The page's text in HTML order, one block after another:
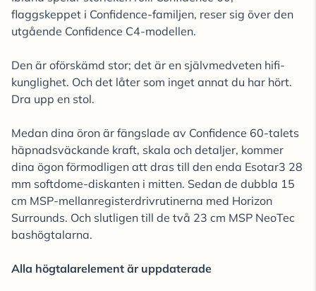
flaggskeppet i Confidence-familjen, reser sig över den
utgående Confidence C4-modellen.
Den är oförskämd stor; det är en självmedveten hifi-
kunglighet. Och det låter som inget annat du har hört.
Dra upp en stol.
Medan dina öron är fängslade av Confidence 60-talets
häpnadsväckande kraft, skala och detaljer, kommer
dina ögon förmodligen att dras till den enda Esotar3 28
mm softdome-diskanten i mitten. Sedan de dubbla 15
cm MSP-mellanregisterdrivrutinerna med Horizon
Surrounds. Och slutligen till de två 23 cm MSP NeoTec
bashögtalarna.
Alla högtalarelement är uppdaterade